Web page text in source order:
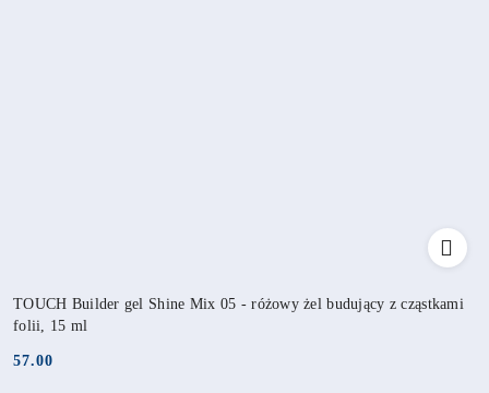
TOUCH Builder gel Shine Mix 05 - różowy żel budujący z cząstkami
folii, 15 ml
Cena:
57.00